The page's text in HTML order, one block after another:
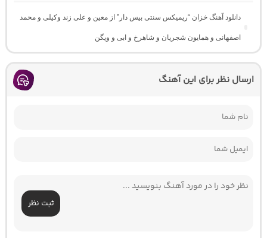
دانلود آهنگ خزان “ریمیکس سنتی بیس دار” از معین و علی زند وکیلی و محمد
اصفهانی و همایون شجریان و شاهرخ و ابی و ویگن
ارسال نظر برای این آهنگ
ثبت نظر